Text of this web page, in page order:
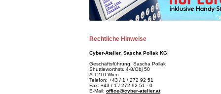
Rechtliche Hinweise
Cyber-Atelier, Sascha Pollak KG
Geschäftsführung: Sascha Pollak
Shuttleworthstr. 4-8/Obj 50
A-1210 Wien
Telefon: +43 / 1 / 272 92 51
Fax: +43 / 1 / 272 92 51 - 0
E-Mail: office@cyber-atelier.at